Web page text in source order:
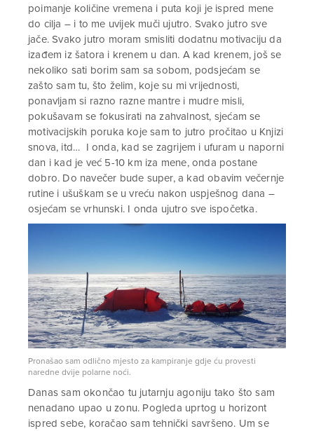
poimanje količine vremena i puta koji je ispred mene
do cilja – i to me uvijek muči ujutro. Svako jutro sve
jače. Svako jutro moram smisliti dodatnu motivaciju da
izađem iz šatora i krenem u dan. A kad krenem, još se
nekoliko sati borim sam sa sobom, podsjećam se
zašto sam tu, što želim, koje su mi vrijednosti,
ponavljam si razno razne mantre i mudre misli,
pokušavam se fokusirati na zahvalnost, sjećam se
motivacijskih poruka koje sam to jutro pročitao u Knjizi
snova, itd… I onda, kad se zagrijem i ufuram u naporni
dan i kad je već 5-10 km iza mene, onda postane
dobro. Do navečer bude super, a kad obavim večernje
rutine i ušuškam se u vreću nakon uspješnog dana –
osjećam se vrhunski. I onda ujutro sve ispočetka.
Pronašao sam odlično mjesto za kampiranje gdje ću provesti
naredne dvije polarne noći.
Danas sam okončao tu jutarnju agoniju tako što sam
nenadano upao u zonu. Pogleda uprtog u horizont
ispred sebe, koračao sam tehnički savršeno. Um se